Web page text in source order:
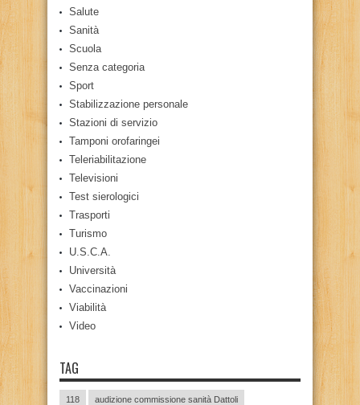
Salute
Sanità
Scuola
Senza categoria
Sport
Stabilizzazione personale
Stazioni di servizio
Tamponi orofaringei
Teleriabilitazione
Televisioni
Test sierologici
Trasporti
Turismo
U.S.C.A.
Università
Vaccinazioni
Viabilità
Video
TAG
118 audizione commissione sanità Dattoli